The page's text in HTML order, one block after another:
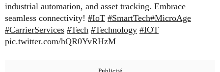
industrial automation, and asset tracking. Embrace
seamless connectivity! #IoT #SmartTech#MicroAge
#CarrierServices #Tech #Technology #IOT
pic.twitter.com/hQR0YvRHzM